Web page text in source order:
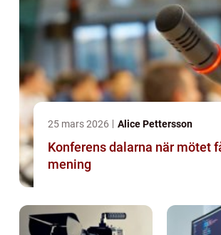
25 mars 2026 Alice Pettersson
Konferens dalarna när mötet får extra
mening